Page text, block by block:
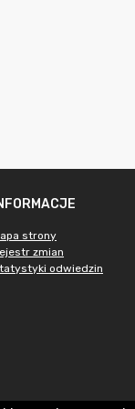
strony
zmian
odwiedzin